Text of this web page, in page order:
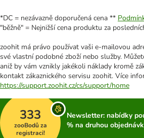
*DC = nezávazně doporučená cena **
"běžně" = Nejnižší cena produktu za
zoohit má právo používat vaši e-mailovou
své vlastní podobné zboží nebo služby.
aniž by vám vznikly jakékoli náklady kromě
kontakt zákaznického servisu zoohit. Více
https://support.zoohit.cz/cs/support/home
333
zooBodů za
registraci!
Newsletter: nabídky
% na druhou